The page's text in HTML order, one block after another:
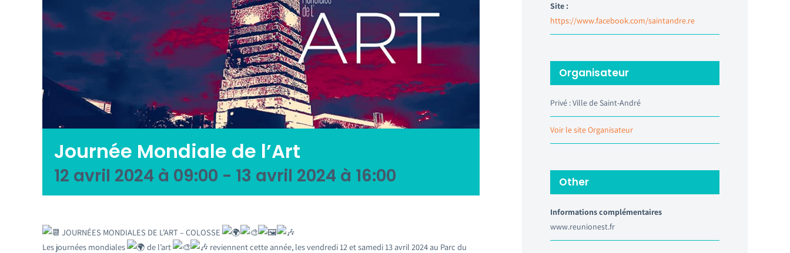
Journée Mondiale de l’Art
12 avril 2024 à 09:00 - 13 avril 2024 à 16:00
JOURNÉES MONDIALES DE L’ART – COLOSSE
Les journées mondiales
de l’art
reviennent cette année, les vendredi 12 et samedi 13 avril 2024 au Parc du
Site :
https://www.facebook.com/saintandre.re
Organisateur
Privé : Ville de Saint-André
Voir le site Organisateur
Other
Informations complémentaires
www.reunionest.fr